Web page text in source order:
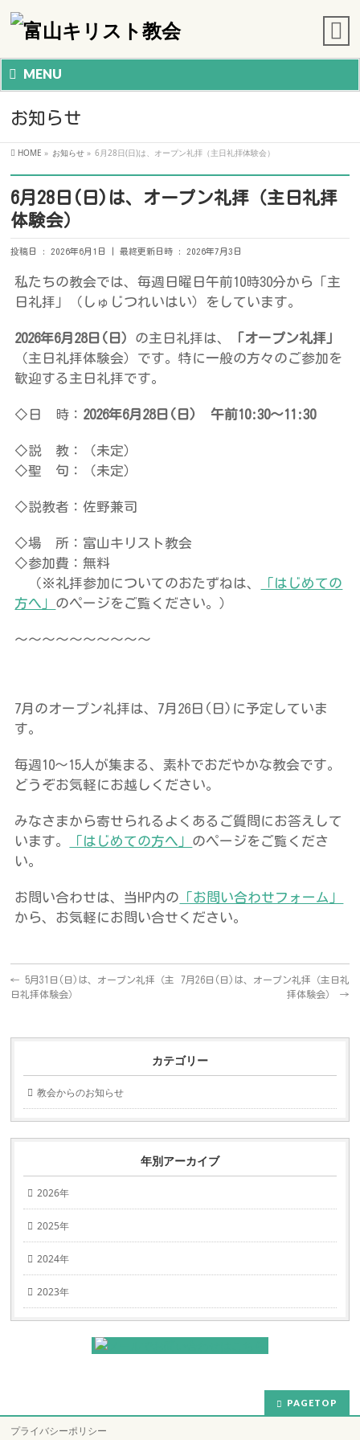
MENU
お知らせ
HOME » お知らせ » 6月28日(日)は、オープン礼拝（主日礼拝体験会）
6月28日(日)は、オープン礼拝（主日礼拝
体験会）
投稿日 : 2026年6月1日 最終更新日時 : 2026年7月3日
私たちの教会では、毎週日曜日午前10時30分から「主
日礼拝」（しゅじつれいはい）をしています。
2026年6月28日(日） の主日礼拝は、
「オープン礼拝」
（主日礼拝体験会）です。特に一般の方々のご参加を
歓迎する主日礼拝です。
◇日 時： 2026年6月28日(日) 午前10:30～11:30
◇説 教：（未定）
◇聖 句：（未定）
◇説教者：佐野兼司
◇場 所：富山キリスト教会
◇参加費：無料
（※礼拝参加についてのおたずねは、
「はじめての
方へ」 のページをご覧ください。）
～～～～～～～～～～
7月のオープン礼拝は、7月26日(日)に予定していま
す。
毎週10～15人が集まる、素朴でおだやかな教会です。
どうぞお気軽にお越しください。
みなさまから寄せられるよくあるご質問にお答えして
います。
「はじめての方へ」 のページをご覧くださ
い。
お問い合わせは、当HP内の 「お問い合わせフォーム」
から、お気軽にお問い合せください。
←
5月31日(日)は、オープン礼拝（主
日礼拝体験会）
7月26日(日)は、オープン礼拝（主日礼
拝体験会） →
カテゴリー
教会からのお知らせ
年別アーカイブ
2026年
2025年
2024年
2023年
PAGETOP
プライバシーポリシー